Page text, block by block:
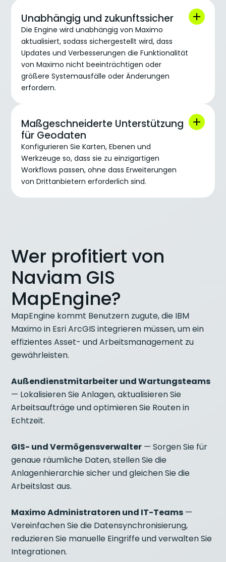
Unabhängig und zukunftssicher
Die Engine wird unabhängig von Maximo
aktualisiert, sodass sichergestellt wird, dass
Updates und Verbesserungen die Funktionalität
von Maximo nicht beeinträchtigen oder
größere Systemausfälle oder Änderungen
erfordern.
Maßgeschneiderte Unterstützung
für Geodaten
Konfigurieren Sie Karten, Ebenen und
Werkzeuge so, dass sie zu einzigartigen
Workflows passen, ohne dass Erweiterungen
von Drittanbietern erforderlich sind.
Wer profitiert von
Naviam GIS
MapEngine?
MapEngine kommt Benutzern zugute, die IBM
Maximo in Esri ArcGIS integrieren müssen, um ein
effizientes Asset- und Arbeitsmanagement zu
gewährleisten.
Außendienstmitarbeiter und Wartungsteams
— Lokalisieren Sie Anlagen, aktualisieren Sie
Arbeitsaufträge und optimieren Sie Routen in
Echtzeit.
GIS- und Vermögensverwalter — Sorgen Sie für
genaue räumliche Daten, stellen Sie die
Anlagenhierarchie sicher und gleichen Sie die
Arbeitslast aus.
Maximo Administratoren und IT-Teams —
Vereinfachen Sie die Datensynchronisierung,
reduzieren Sie manuelle Eingriffe und verwalten Sie
Integrationen.